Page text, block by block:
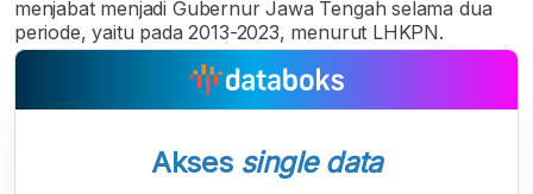
menjabat menjadi Gubernur Jawa Tengah selama dua
periode, yaitu pada 2013-2023, menurut LHKPN.
Akses single data